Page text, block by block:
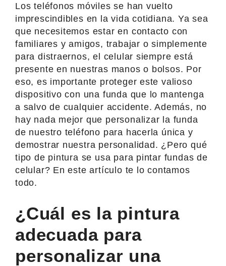
Los teléfonos móviles se han vuelto
imprescindibles en la vida cotidiana. Ya sea
que necesitemos estar en contacto con
familiares y amigos, trabajar o simplemente
para distraernos, el celular siempre está
presente en nuestras manos o bolsos. Por
eso, es importante proteger este valioso
dispositivo con una funda que lo mantenga
a salvo de cualquier accidente. Además, no
hay nada mejor que personalizar la funda
de nuestro teléfono para hacerla única y
demostrar nuestra personalidad. ¿Pero qué
tipo de pintura se usa para pintar fundas de
celular? En este artículo te lo contamos
todo.
¿Cuál es la pintura
adecuada para
personalizar una